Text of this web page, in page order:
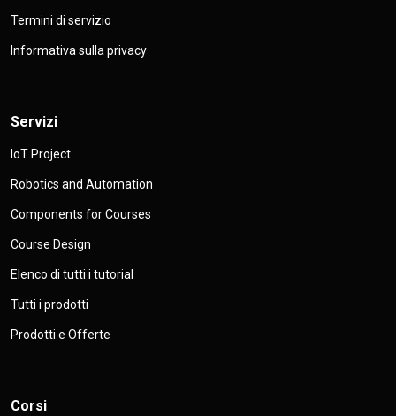
Termini di servizio
Informativa sulla privacy
Servizi
IoT Project
Robotics and Automation
Components for Courses
Course Design
Elenco di tutti i tutorial
Tutti i prodotti
Prodotti e Offerte
Corsi